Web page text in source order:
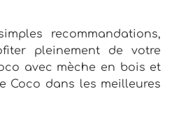
recommandations,
pleinement de votre
avec mèche en bois et
Coco dans les meilleures